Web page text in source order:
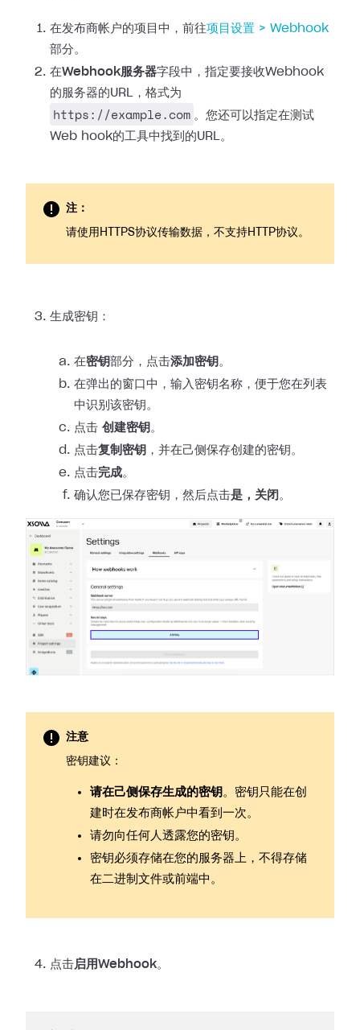
在发布商帐户的项目中，前往项目设置 > Webhook
部分。
在Webhook服务器字段中，指定要接收Webhook
的服务器的URL，格式为
https://example.com 。您还可以指定在测试
Web hook的工具中找到的URL。
注：
请使用HTTPS协议传输数据，不支持HTTP协议。
生成密钥：
在密钥部分，点击添加密钥 。
在弹出的窗口中，输入密钥名称，便于您在列表
中识别该密钥。
点击 创建密钥 。
点击复制密钥 ，并在己侧保存创建的密钥。
点击完成。
确认您已保存密钥，然后点击是，关闭 。
注意
密钥建议：
请在己侧保存生成的密钥 。密钥只能在创
建时在发布商帐户中看到一次。
请勿向任何人透露您的密钥。
密钥必须存储在您的服务器上，不得存储
在二进制文件或前端中。
点击启用Webhook。